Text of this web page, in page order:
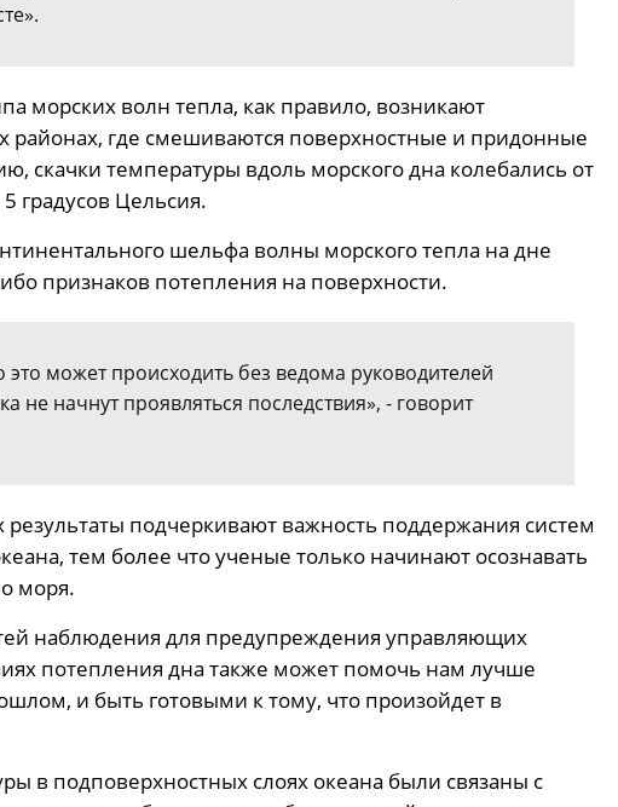
морских волн тепла, как правило, возникают
где смешиваются поверхностные и придонные
скачки температуры вдоль морского дна колебались от
градусов Цельсия.
шельфа волны морского тепла на дне
признаков потепления на поверхности.
это может происходить без ведома руководителей
не начнут проявляться последствия», - говорит
результаты подчеркивают важность поддержания систем
тем более что ученые только начинают осознавать
моря.
наблюдения для предупреждения управляющих
потепления дна также может помочь нам лучше
и быть готовыми к тому, что произойдет в
в подповерхностных слоях океана были связаны с